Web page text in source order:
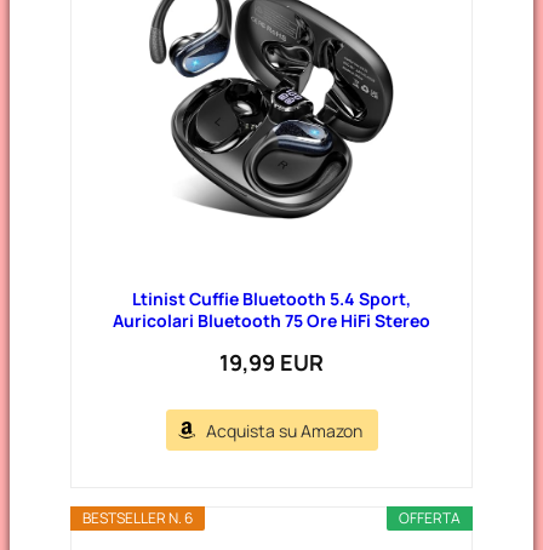
Ltinist Cuffie Bluetooth 5.4 Sport,
Auricolari Bluetooth 75 Ore HiFi Stereo
19,99 EUR
Acquista su Amazon
OFFERTA
BESTSELLER N. 6